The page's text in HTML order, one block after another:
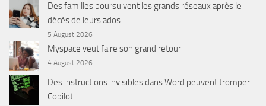
Des familles poursuivent les grands réseaux après le
décès de leurs ados
5 August 2026
Myspace veut faire son grand retour
4 August 2026
Des instructions invisibles dans Word peuvent tromper
Copilot